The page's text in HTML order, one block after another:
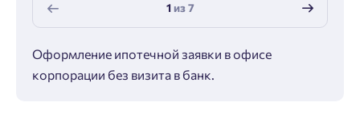
1из7
Оформление ипотечной заявки в офисе
корпорации без визита в банк.